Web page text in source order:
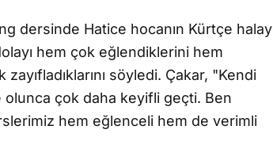
dersinde Hatice hocanın Kürtçe halay
hem çok eğlendiklerini hem
söyledi. Çakar, "Kendi
çok daha keyifli geçti. Ben
hem eğlenceli hem de verimli